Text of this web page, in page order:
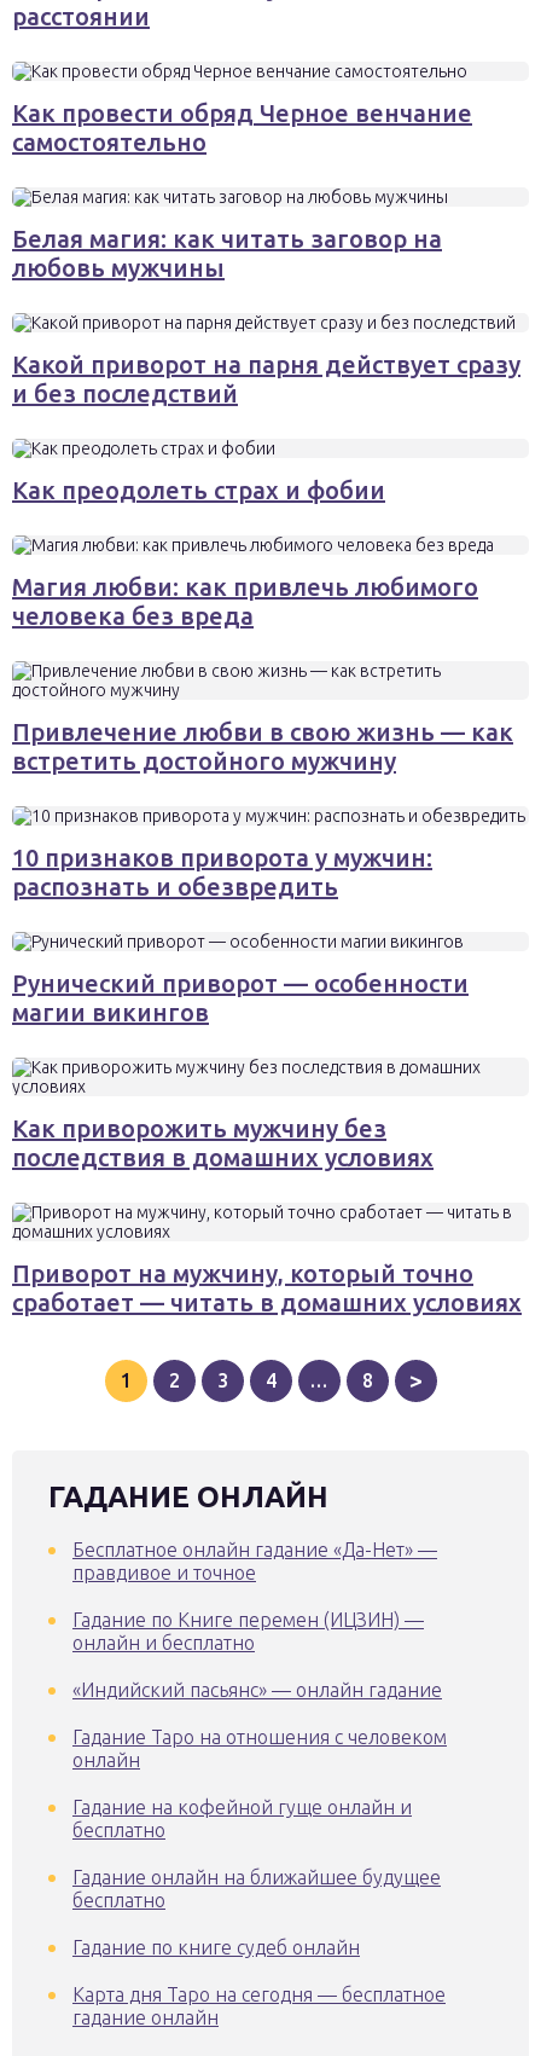
расстоянии
Как провести обряд Черное венчание
самостоятельно
Белая магия: как читать заговор на
любовь мужчины
Какой приворот на парня действует сразу
и без последствий
Как преодолеть страх и фобии
Магия любви: как привлечь любимого
человека без вреда
Привлечение любви в свою жизнь — как
встретить достойного мужчину
10 признаков приворота у мужчин:
распознать и обезвредить
Рунический приворот — особенности
магии викингов
Как приворожить мужчину без
последствия в домашних условиях
Приворот на мужчину, который точно
сработает — читать в домашних условиях
1 2 3 4 … 8 >
ГАДАНИЕ ОНЛАЙН
Бесплатное онлайн гадание «Да-Нет» —
правдивое и точное
Гадание по Книге перемен (ИЦЗИН) —
онлайн и бесплатно
«Индийский пасьянс» — онлайн гадание
Гадание Таро на отношения с человеком
онлайн
Гадание на кофейной гуще онлайн и
бесплатно
Гадание онлайн на ближайшее будущее
бесплатно
Гадание по книге судеб онлайн
Карта дня Таро на сегодня — бесплатное
гадание онлайн